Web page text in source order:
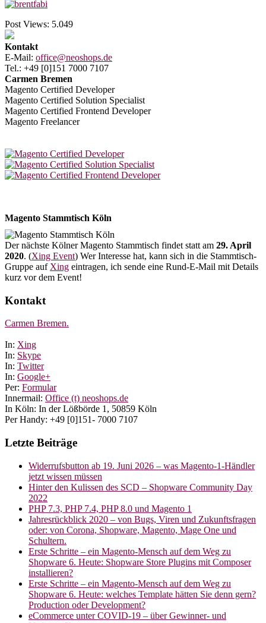
Post Views: 5.049
Kontakt
E-Mail: office@neoshops.de
Tel.: +49 [0]151 7000 7107
Carmen Bremen
Magento Certified Developer
Magento Certified Solution Specialist
Magento Certified Frontend Developer
Magento Freelancer
Magento Stammtisch Köln
Der nächste Kölner Magento Stammtisch findet statt am 29. April
2020. (Xing Event) Wer Interesse hat, kann sich in die Stammtisch-
Gruppe auf Xing eintragen, ich sende eine Rund-E-Mail mit Details
kurz vor dem Event!
Kontakt
Carmen Bremen.
In: Xing
In: Skype
In: Twitter
In: Google+
Per: Formular
Innermail: Office (t) neoshops.de
In Köln: In der Lößbörde 1, 50859 Köln
Per Handy: +49 [0]151- 7000 7107
Letzte Beiträge
Widerrufsbutton ab 19. Juni 2026 – was Magento-1-Händler
jetzt wissen müssen
Hinter den Kulissen des SCD – Shopware Community Day
2022
PHP 7.3, PHP 7.4, PHP 8.0 und Magento 1
Jahresrückblick 2020 – von Bugs, Viren und Zukunftsfragen
oder: von Corona, Shopware, Magento, Mage One und
Schultern.
Erste Schritte – ein Magento-Mensch auf dem Weg zu
Shopware 6. Heute: Shopware Store Plugins mit Composer
installieren?
Erste Schritte – ein Magento-Mensch auf dem Weg zu
Shopware 6. Heute: welches Template hätten Sie denn gern?
Production oder Development?
eCommerce unter COVID-19 – über Gewinner- und